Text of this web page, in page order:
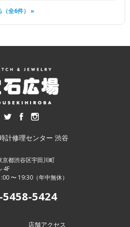
（全6件） »
計修理センター 渋谷
京都渋谷区宇田川町
4F
〜 19:30（年中無休）
5458-5424
店舗アクセス